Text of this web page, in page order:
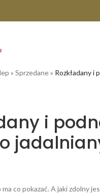
» Sprzedane» Rozkładany i
i
co pokazać. A jaki zdolny